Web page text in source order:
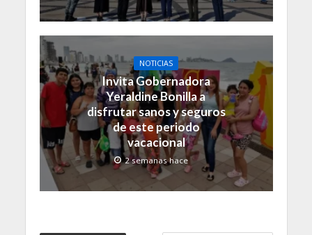
NOTICIAS
Invita Gobernadora
Yeraldine Bonilla a
disfrutar sanos y seguros
de este periodo
vacacional
2 semanas hace